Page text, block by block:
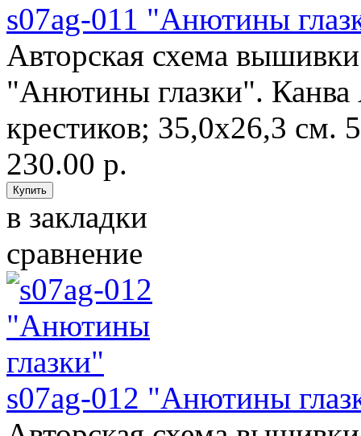
s07ag-011 "Анютины
Авторская схема
"Анютины глазки".
крестиков; 35,0х26,3 см.
230.00 р.
в закладки
сравнение
s07ag-012 "Анютины